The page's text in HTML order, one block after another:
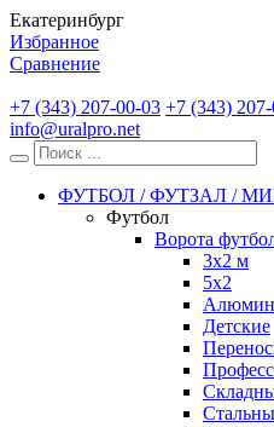
Екатеринбург
Избранное
Сравнение
+7 (343) 207-00-03 +7 (343)
info@uralpro.net
ФУТБОЛ / ФУТЗАЛ /
Футбол
Ворота
3х2 м
5х2
Детские